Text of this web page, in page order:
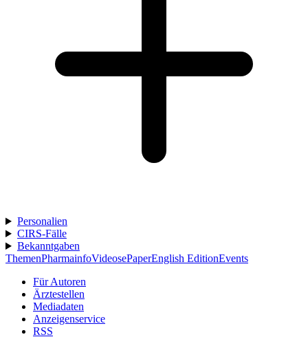
Personalien
CIRS-Fälle
Bekanntgaben
ThemenPharmainfoVideosePaperEnglish EditionEvents
Für Autoren
Ärztestellen
Mediadaten
Anzeigenservice
RSS